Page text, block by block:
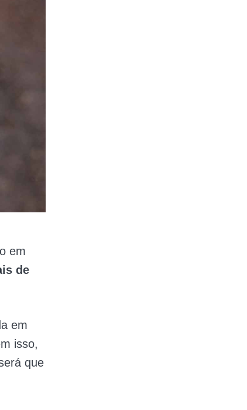
em
de
em
isso,
que